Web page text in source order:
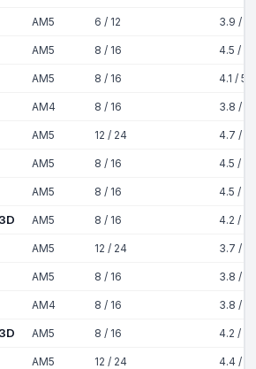
AM5 6 / 12 3.9 /
AM5 8 / 16 4.5 /
AM5 8 / 16 4.1 /
AM4 8 / 16 3.8 /
AM5 12 / 24 4.7 /
AM5 8 / 16 4.5 /
AM5 8 / 16 4.5 /
AM5 8 / 16 4.2 /
AM5 12 / 24 3.7 /
AM5 8 / 16 3.8 /
AM4 8 / 16 3.8 /
AM5 8 / 16 4.2 /
AM5 12 / 24 4.4 /